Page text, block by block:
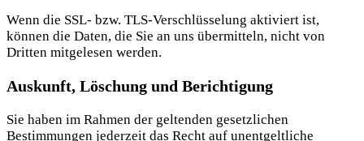
Wenn die SSL- bzw. TLS-Verschlüsselung aktiviert ist,
können die Daten, die Sie an uns übermitteln, nicht von
Dritten mitgelesen werden.
Auskunft, Löschung und Berichtigung
Sie haben im Rahmen der geltenden gesetzlichen
Bestimmungen jederzeit das Recht auf unentgeltliche